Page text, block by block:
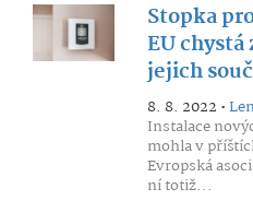
Stopka
EU
jejich
8. 8. 2022 •
Instalace
mohla v
Evropská
ní totiž...